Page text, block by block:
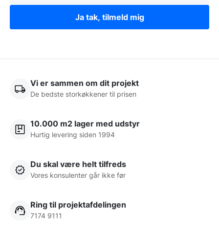
Ja tak, tilmeld mig
Vi er sammen om dit projekt
De bedste storkøkkener til prisen
10.000 m2 lager med udstyr
Hurtig levering siden 1994
Du skal være helt tilfreds
Vores konsulenter går ikke før
Ring til projektafdelingen
7174 9111